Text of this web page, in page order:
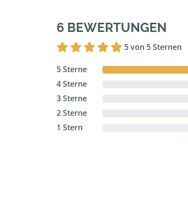
6 BEWERTUNGEN
5 von 5 Sternen
5 Sterne
4 Sterne
3 Sterne
2 Sterne
1 Stern